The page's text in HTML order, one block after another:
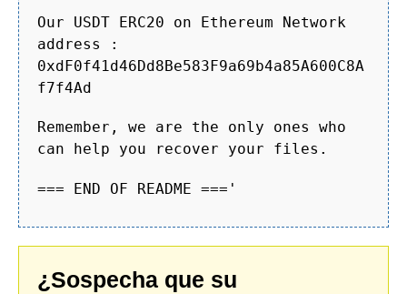
Our USDT ERC20 on Ethereum Network
address :
0xdF0f41d46Dd8Be583F9a69b4a85A600C8A
f7f4Ad
Remember, we are the only ones who
can help you recover your files.
=== END OF README ==='
¿Sospecha que su